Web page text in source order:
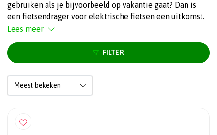
gebruiken als je bijvoorbeeld op vakantie gaat? Dan is
een fietsendrager voor elektrische fietsen een uitkomst.
Lees meer
FILTER